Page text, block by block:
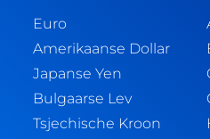
Euro
Amerikaanse Dollar
Japanse Yen
Bulgaarse Lev
Tsjechische Kroon